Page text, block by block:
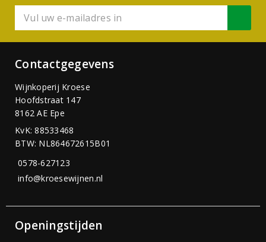
Contactgegevens
Wijnkoperij Kroese
Hoofdstraat 147
8162 AE Epe
KvK: 88533468
BTW: NL864672615B01
0578-627123
info@kroesewijnen.nl
Openingstijden